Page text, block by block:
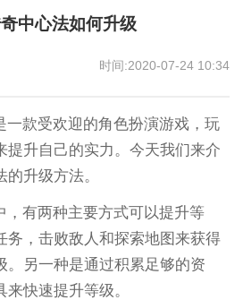
中心法如何升级
时间:2020-07-24 10:34
一款受欢迎的角色扮演游戏，玩
提升自己的实力。今天我们来介
升级方法。
，有两种主要方式可以提升等
务，击败敌人和探索地图来获得
。另一种是通过积累足够的资
快速提升等级。